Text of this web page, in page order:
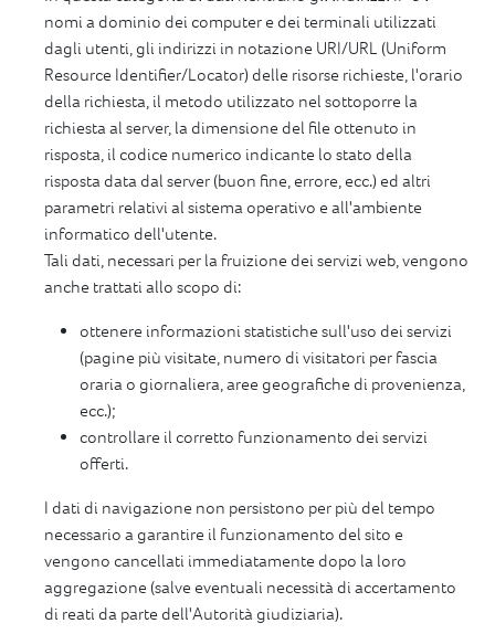
nomi a dominio dei computer e dei terminali utilizzati
dagli utenti, gli indirizzi in notazione URI/URL (Uniform
Resource Identifier/Locator) delle risorse richieste, l'orario
della richiesta, il metodo utilizzato nel sottoporre la
richiesta al server, la dimensione del file ottenuto in
risposta, il codice numerico indicante lo stato della
risposta data dal server (buon fine, errore, ecc.) ed altri
parametri relativi al sistema operativo e all'ambiente
informatico dell'utente.
Tali dati, necessari per la fruizione dei servizi web, vengono
anche trattati allo scopo di:
ottenere informazioni statistiche sull'uso dei servizi
(pagine più visitate, numero di visitatori per fascia
oraria o giornaliera, aree geografiche di provenienza,
ecc.);
controllare il corretto funzionamento dei servizi
offerti.
I dati di navigazione non persistono per più del tempo
necessario a garantire il funzionamento del sito e
vengono cancellati immediatamente dopo la loro
aggregazione (salve eventuali necessità di accertamento
di reati da parte dell'Autorità giudiziaria).